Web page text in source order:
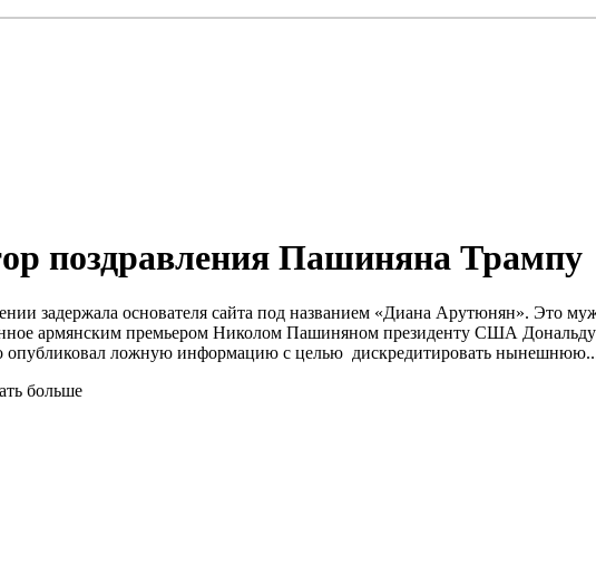
поздравления Пашиняна Трампу
задержала основателя сайта под названием «Диана Арутюнян». Это
армянским премьером Николом Пашиняном президенту США
опубликовал ложную информацию с целью дискредитировать
больше